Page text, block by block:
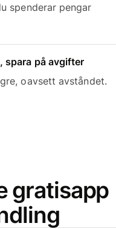
spenderar pengar
spara på avgifter
oavsett avståndet.
gratisapp